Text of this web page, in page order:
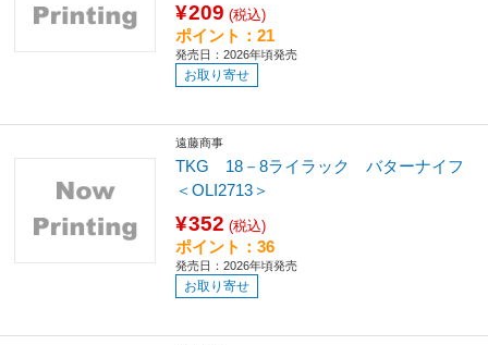
¥209 (税込)
ポイント：21
発売日：2026年頃発売
お取り寄せ
遠藤商事
TKG 18－8ライラック バターナイフ
＜OLI2713＞
¥352 (税込)
ポイント：36
発売日：2026年頃発売
お取り寄せ